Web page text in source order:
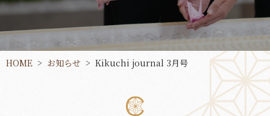
葬彩の杜 本館
ご葬儀プラン
葬彩の杜 - 本館プラン
HOME お知らせ Kikuchi journal 3月号